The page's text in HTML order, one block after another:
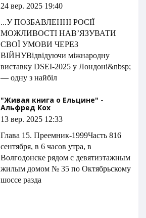
24 вер. 2025 19:40
...У ПОЗБАВЛЕННІ РОСІЇ
МОЖЛИВОСТІ НАВ’ЯЗУВАТИ
СВОЇ УМОВИ ЧЕРЕЗ
ВІЙНУ Відвідуючи міжнародну
виставку DSEI-2025 у Лондоні&nbsp;
— одну з найбіл
"Живая книга о Ельцине" -
Альфред Кох
13 вер. 2025 12:33
Глава 15. Преемник-1999Часть 816
сентября, в 6 часов утра, в
Волгодонске рядом с девятиэтажным
жилым домом № 35 по Октябрьскому
шоссе разда